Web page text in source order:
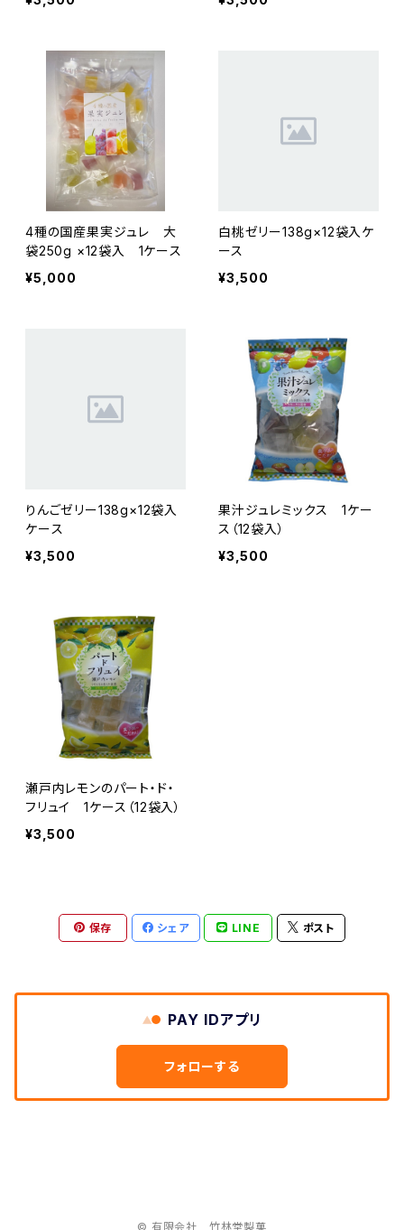
4種の国産果実ジュレ 大
袋250g ×12袋入 1ケース
¥5,000
白桃ゼリー138g×12袋入ケ
ース
¥3,500
りんごゼリー138g×12袋入
ケース
¥3,500
果汁ジュレミックス 1ケー
ス（12袋入）
¥3,500
瀬戸内レモンのパート・ド・
フリュイ 1ケース（12袋入）
¥3,500
保存 シェア LINE ポスト
PAY IDアプリ
フォローする
© 有限会社 竹林堂製菓